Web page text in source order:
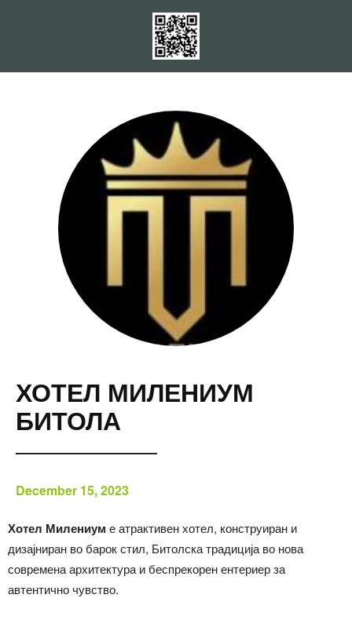
ХОТЕЛ МИЛЕНИУМ
БИТОЛА
December 15, 2023
Хотел Милениум е атрактивен хотел, конструиран и
дизајниран во барок стил, Битолска традиција во нова
современа архитектура и беспрекорен ентериер за
автентично чувство.